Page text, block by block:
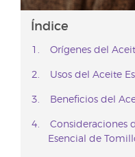
Índice
Orígenes del
Usos del Aceite
Beneficios del
Consideraciones
Esencial de